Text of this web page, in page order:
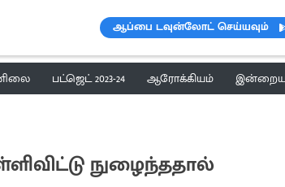
ஆப்பை டவுன்லோட் செய்யவும்
பட்ஜெட் 2023-24 ஆரோக்கியம் இன்றைய
நுழைந்ததால்